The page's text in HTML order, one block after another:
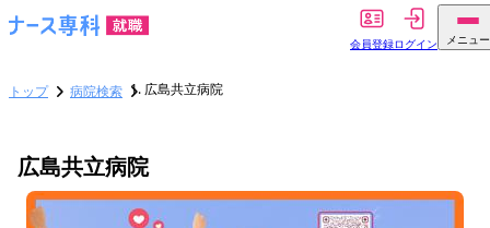
会員登録ログイン メニュー
トップ 病院検索 広島共立病院
広島共立病院